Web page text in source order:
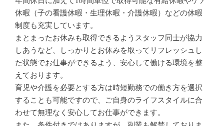
休暇（子の看護休暇・生理休暇・介護休暇）などの休暇
制度も充実しています。
まとまったお休みも取得できるようスタッフ同士が協力
しあうなど、しっかりとお休みを取ってリフレッシュし
た状態でお仕事ができるよう、安心して働ける環境を整
えております。
育児や介護を必要とする方は時短勤務での働き方を選択
することも可能ですので、ご自身のライフスタイルに合
わせて無理なく安心してお仕事ができます。